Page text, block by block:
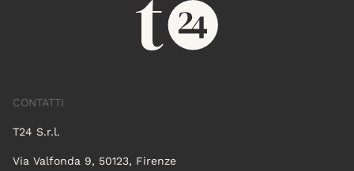
CONTATTI
T24 S.r.l.
Via Valfonda 9, 50123, Firenze